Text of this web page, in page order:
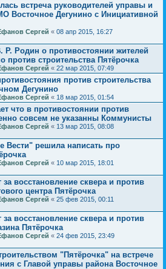
встреча руководителей управы и
Восточное Дегунино с Инициативной
Сергей « 08 апр 2015, 16:27
Р. Родин о противостоянии жителей
против строительства Пятёрочка
Сергей « 22 мар 2015, 07:49
против строительства
Дегунино
Сергей « 18 мар 2015, 01:54
что в противостоянии против
совсем не указанны Коммунисты
Сергей « 13 мар 2015, 08:08
Вести" решила написать про
Сергей « 10 мар 2015, 18:01
за восстановление сквера и против
центра Пятёрочка
Сергей « 25 фев 2015, 00:11
за восстановление сквера и против
Пятёрочка
Сергей « 24 фев 2015, 23:49
"Пятёрочка" на встрече
с Главой управы района Восточное